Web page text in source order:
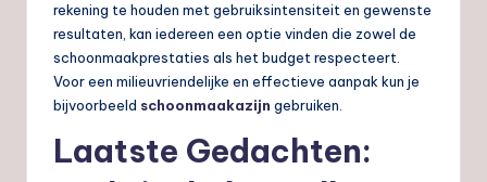
rekening te houden met gebruiksintensiteit en gewenste
resultaten, kan iedereen een optie vinden die zowel de
schoonmaakprestaties als het budget respecteert.
Voor een milieuvriendelijke en effectieve aanpak kun je
bijvoorbeeld schoonmaakazijn gebruiken.
Laatste Gedachten: